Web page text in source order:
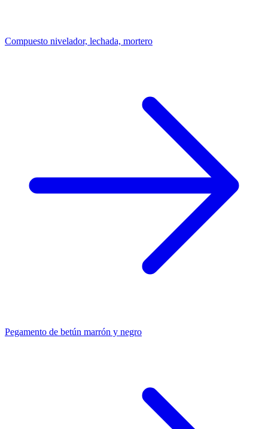
Compuesto nivelador, lechada, mortero
Pegamento de betún marrón y negro